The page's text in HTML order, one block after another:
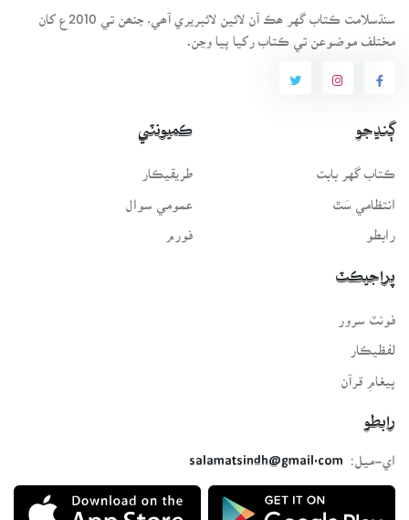
سنڌسلامت ڪتاب گهر ھڪ آن لائين لائبريري آھي، جنھن تي 2010ع کان
مختلف موضوعن تي ڪتاب رکيا پيا وڃن.
ڳنڍجو
ڪتاب گهر بابت
انتظامي سَٿ
رابطو
ڪميونٽي
طريقيڪار
عمومي سوال
فورم
پراجيڪٽ
لفظيڪار
پيغامِ قرآن
رابطو
اي-ميل:
salamatsindh@gmail.com